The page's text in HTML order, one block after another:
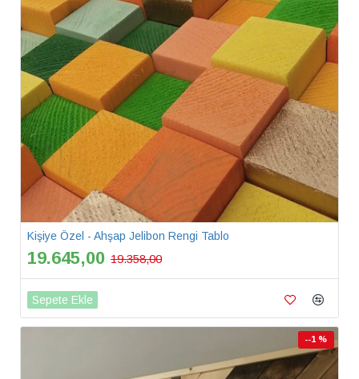
Kişiye Özel - Ahşap Jelibon Rengi Tablo
19.645,00 19.358,00
Sepete Ekle
--1 %